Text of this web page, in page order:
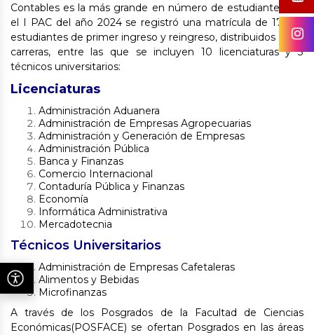
Contables es la más grande en número de estudiantes; En
el I PAC del año 2024 se registró una matrícula de 17,097
estudiantes de primer ingreso y reingreso, distribuidos en 13
carreras, entre las que se incluyen 10 licenciaturas y 3
técnicos universitarios:
Licenciaturas
Administración Aduanera
Administración de Empresas Agropecuarias
Administración y Generación de Empresas
Administración Pública
Banca y Finanzas
Comercio Internacional
Contaduría Pública y Finanzas
Economía
Informática Administrativa
Mercadotecnia
Técnicos Universitarios
Administración de Empresas Cafetaleras
Alimentos y Bebidas
Microfinanzas
A través de los Posgrados de la Facultad de Ciencias
Económicas(POSFACE) se ofertan Posgrados en las áreas